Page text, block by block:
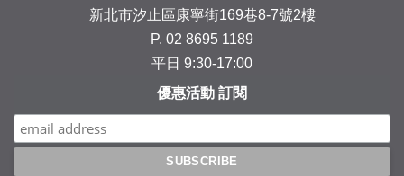
新北市汐止區康寧街169巷8-7號2樓
P. 02 8695 1189
平日 9:30-17:00
優惠活動 訂閱